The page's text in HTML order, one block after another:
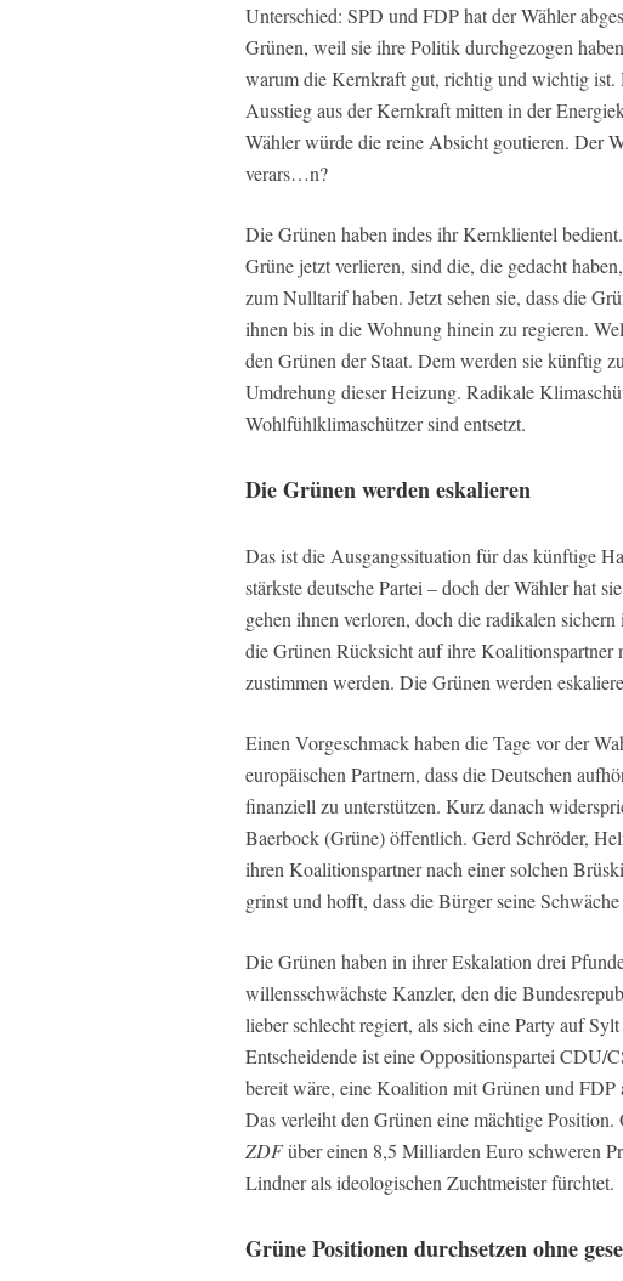
Unterschied: SPD und FDP hat der Wähler
Grünen, weil sie ihre Politik durchgezogen
warum die Kernkraft gut, richtig und wichtig ist.
Ausstieg aus der Kernkraft mitten in der
Wähler würde die reine Absicht goutieren. Der
verars…n?
Die Grünen haben indes ihr Kernklientel
Grüne jetzt verlieren, sind die, die gedacht
zum Nulltarif haben. Jetzt sehen sie, dass die
ihnen bis in die Wohnung hinein zu regieren.
den Grünen der Staat. Dem werden sie künftig
Umdrehung dieser Heizung. Radikale
Wohlfühlklimaschützer sind entsetzt.
Die Grünen werden eskalieren
Das ist die Ausgangssituation für das künftige
stärkste deutsche Partei – doch der Wähler hat
gehen ihnen verloren, doch die radikalen
die Grünen Rücksicht auf ihre Koalitionspartner
zustimmen werden. Die Grünen werden
Einen Vorgeschmack haben die Tage vor der
europäischen Partnern, dass die Deutschen
finanziell zu unterstützen. Kurz danach
Baerbock (Grüne) öffentlich. Gerd Schröder,
ihren Koalitionspartner nach einer solchen
grinst und hofft, dass die Bürger seine
Die Grünen haben in ihrer Eskalation drei
willensschwächste Kanzler, den die
lieber schlecht regiert, als sich eine Party auf
Entscheidende ist eine Oppositionspartei CDU/
bereit wäre, eine Koalition mit Grünen und
Das verleiht den Grünen eine mächtige
ZDFüber einen 8,5 Milliarden Euro schweren
Lindner als ideologischen Zuchtmeister fürchtet.
Grüne Positionen durchsetzen ohne